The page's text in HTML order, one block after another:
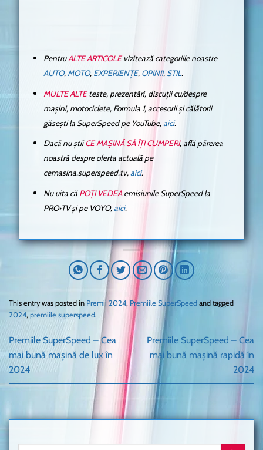
PentruALTE ARTICOLEvizitează categoriile noastre
AUTO, MOTO, EXPERIENȚE, OPINII, STIL.
MULTE ALTEteste, prezentări, discuții cu/despre
mașini, motociclete, Formula 1, accesorii și călătorii
găsești la SuperSpeed pe YouTube,aici.
Dacă nu știiCE MAȘINĂ SĂ ÎȚI CUMPERI, află părerea
noastră despre oferta actuală pe
cemasina.superspeed.tv,aici.
Nu uita căPOȚI VEDEAemisiunile SuperSpeed la
PRO•TV și pe VOYO,aici.
This entry was posted in Premii 2024, Premiile SuperSpeed and tagged
2024, premiile superspeed.
Premiile SuperSpeed – Cea
mai bună mașină de lux în
2024
Premiile SuperSpeed – Cea
mai bună mașină rapidă în
2024